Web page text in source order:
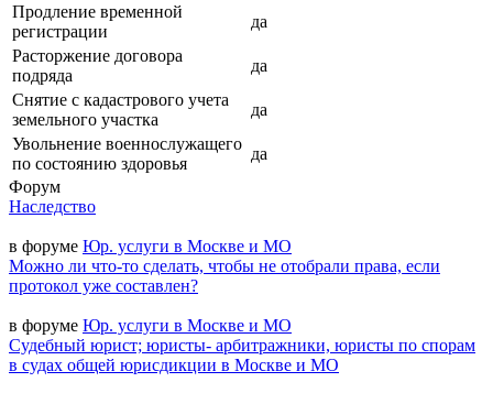
Продление временной
регистрации
да
Расторжение договора
подряда
да
Снятие с кадастрового учета
земельного участка
да
Увольнение военнослужащего
по состоянию здоровья
да
Форум
Наследство
в форуме Юр. услуги в Москве и МО
Можно ли что-то сделать, чтобы не отобрали права, если
протокол уже составлен?
в форуме Юр. услуги в Москве и МО
Судебный юрист; юристы- арбитражники, юристы по спорам
в судах общей юрисдикции в Москве и МО